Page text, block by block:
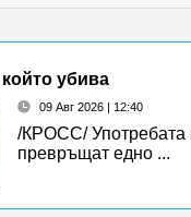
убива
09 Авг 2026 | 12:40
/КРОСС/ Употребата
превръщат едно ...